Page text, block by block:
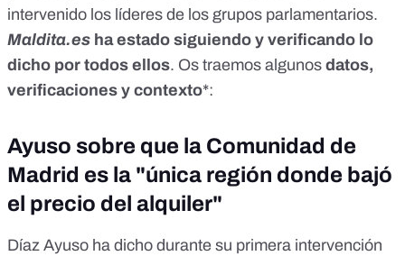
intervenido los líderes de los grupos parlamentarios.
Maldita.es ha estado siguiendo y verificando lo
dicho por todos ellos. Os traemos algunos datos,
verificaciones y contexto*:
Ayuso sobre que la Comunidad de
Madrid es la "única región donde bajó
el precio del alquiler"
Díaz Ayuso ha dicho durante su primera intervención